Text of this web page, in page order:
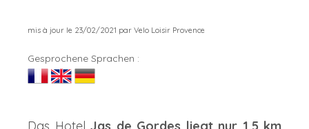
mis à jour le 23/02/2021 par Velo Loisir Provence
Gesprochene Sprachen :